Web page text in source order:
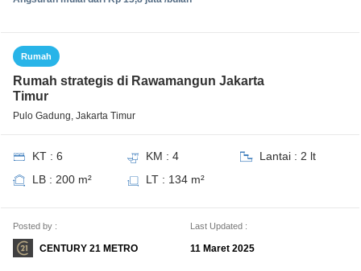
Rumah
Rumah strategis di Rawamangun Jakarta
Timur
Pulo Gadung, Jakarta Timur
KT : 6 KM : 4
Lantai : 2 lt
LB : 200 m²
LT : 134 m²
Posted by :
CENTURY 21 METRO
Last Updated :
11 Maret 2025